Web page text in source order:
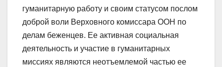
гуманитарную работу и своим статусом послом
доброй воли Верховного комиссара ООН по
делам беженцев. Ее активная социальная
деятельность и участие в гуманитарных
миссиях являются неотъемлемой частью ее